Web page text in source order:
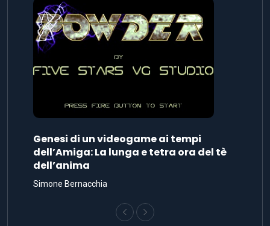
Genesi di un videogame ai tempi
dell’Amiga: La lunga e tetra ora del tè
dell’anima
Simone Bernacchia